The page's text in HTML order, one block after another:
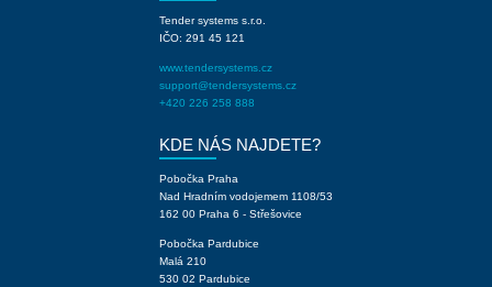
Tender systems s.r.o.
IČO: 291 45 121
www.tendersystems.cz
support@tendersystems.cz
+420 226 258 888
KDE NÁS NAJDETE?
Pobočka Praha
Nad Hradním vodojemem 1108/53
162 00 Praha 6 - Střešovice
Pobočka Pardubice
Malá 210
530 02 Pardubice